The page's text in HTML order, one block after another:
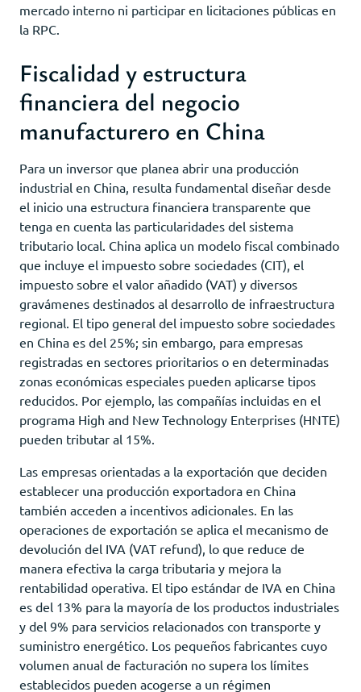
mercado interno ni participar en licitaciones públicas en
la RPC.
Fiscalidad y estructura
financiera del negocio
manufacturero en China
Para un inversor que planea abrir una producción
industrial en China, resulta fundamental diseñar desde
el inicio una estructura financiera transparente que
tenga en cuenta las particularidades del sistema
tributario local. China aplica un modelo fiscal combinado
que incluye el impuesto sobre sociedades (CIT), el
impuesto sobre el valor añadido (VAT) y diversos
gravámenes destinados al desarrollo de infraestructura
regional. El tipo general del impuesto sobre sociedades
en China es del 25%; sin embargo, para empresas
registradas en sectores prioritarios o en determinadas
zonas económicas especiales pueden aplicarse tipos
reducidos. Por ejemplo, las compañías incluidas en el
programa High and New Technology Enterprises (HNTE)
pueden tributar al 15%.
Las empresas orientadas a la exportación que deciden
establecer una producción exportadora en China
también acceden a incentivos adicionales. En las
operaciones de exportación se aplica el mecanismo de
devolución del IVA (VAT refund), lo que reduce de
manera efectiva la carga tributaria y mejora la
rentabilidad operativa. El tipo estándar de IVA en China
es del 13% para la mayoría de los productos industriales
y del 9% para servicios relacionados con transporte y
suministro energético. Los pequeños fabricantes cuyo
volumen anual de facturación no supera los límites
establecidos pueden acogerse a un régimen